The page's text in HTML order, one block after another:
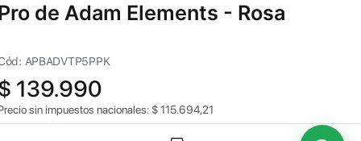
de Adam Elements - Rosa
APBADVTP5PPK
139.990
sin impuestos nacionales: $115.694,21